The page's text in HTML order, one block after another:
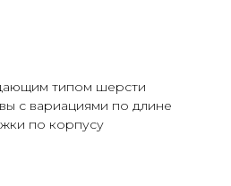
типом шерсти
с вариациями по длине
по корпусу